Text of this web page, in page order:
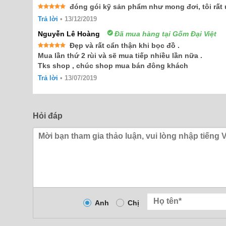
Được xếp
hạng55
đóng gói kỹ sản phẩm như mong đơi, tôi rất
Trả lời • 13/12/2019
Nguyễn Lê Hoàng Đã mua hàng tại Gốm Đại Việt
Được xếp
hạng55
sao
Đẹp và rất cẩn thận khi bọc đồ .
Mua lần thứ 2 rùi và sẽ mua tiếp nhiều lần nữa .
Tks shop , chúc shop mua bán đông khách
Trả lời • 13/07/2019
Hỏi đáp
Anh Chị